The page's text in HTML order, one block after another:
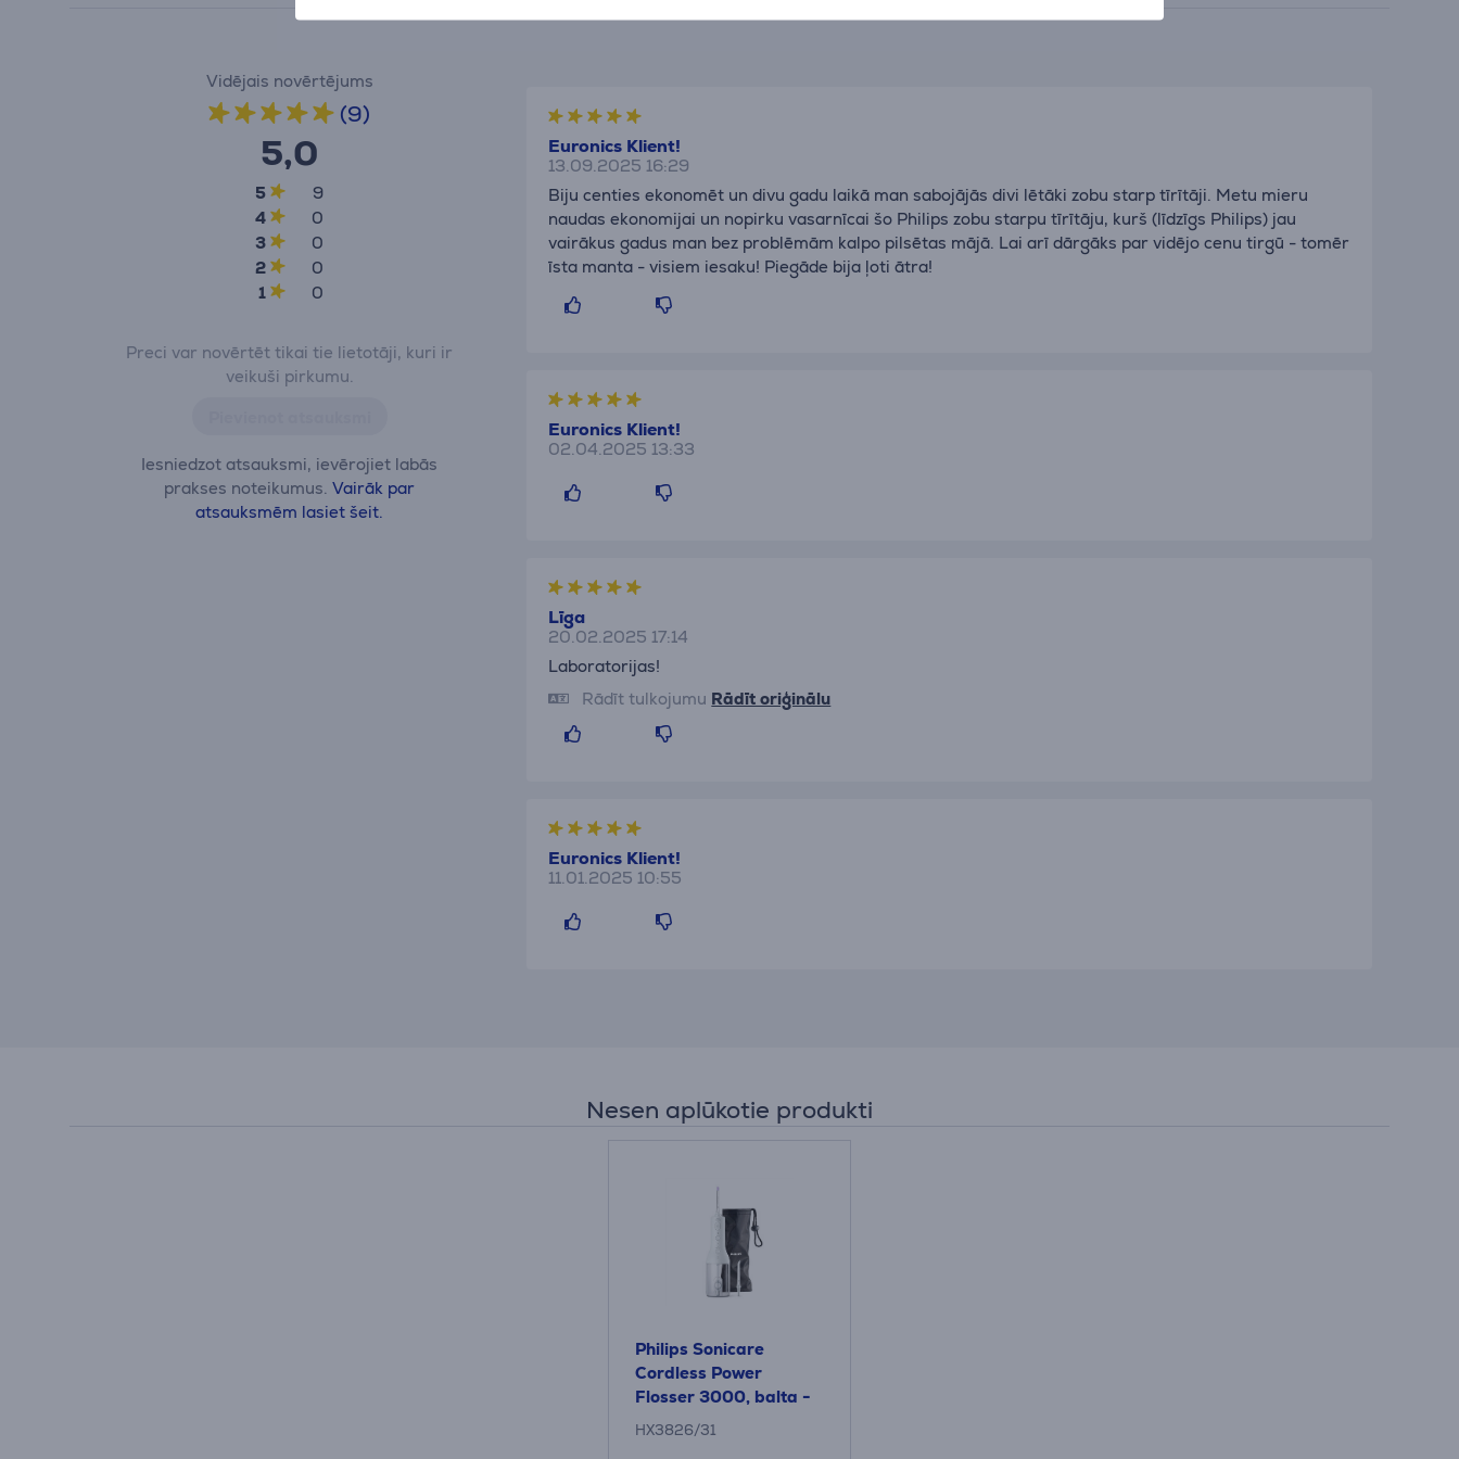
Vidējais novērtējums
(9)
5,0
5
9
4
0
3
0
2
0
1
0
Preci var novērtēt tikai tie lietotāji, kuri ir
veikuši pirkumu.
Iesniedzot atsauksmi, ievērojiet labās
prakses noteikumus.Vairāk par
atsauksmēm lasiet šeit.
Euronics Klient!
13.09.2025 16:29
Biju centies ekonomēt un divu gadu laikā man sabojājās divi lētāki zobu starp tīrītāji. Metu mieru
naudas ekonomijai un nopirku vasarnīcai šo Philips zobu starpu tīrītāju, kurš (līdzīgs Philips) jau
vairākus gadus man bez problēmām kalpo pilsētas mājā. Lai arī dārgāks par vidējo cenu tirgū - tomēr
īsta manta - visiem iesaku! Piegāde bija ļoti ātra!
Euronics Klient!
02.04.2025 13:33
Līga
20.02.2025 17:14
Laboratorijas!
Rādīt tulkojumu Rādīt oriģinālu
Euronics Klient!
11.01.2025 10:55
Nesen aplūkotie produkti
Philips Sonicare
Cordless Power
Flosser 3000, balta -
Zobu starpu tīrītājs
HX3826/31